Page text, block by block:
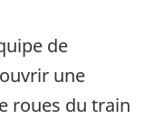
de
une
roues du train